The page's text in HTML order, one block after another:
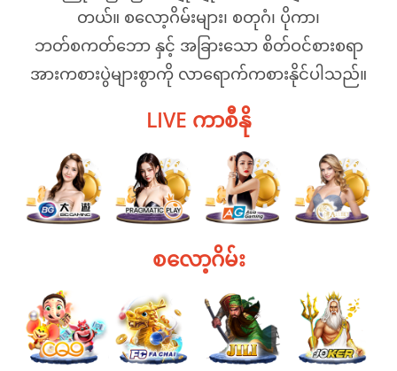
တယ်။ စလော့ဂိမ်းများ၊ စတုဂံ၊ ပိုကာ၊
ဘတ်စကတ်ဘော နှင့် အခြားသော စိတ်ဝင်စားစရာ
အားကစားပွဲများစွာကို လာရောက်ကစားနိုင်ပါသည်။
LIVE ကာစီနို
စလော့ဂိမ်း